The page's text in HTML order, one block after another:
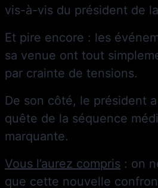
vis-à-vis du président de
Et pire encore : les
sa venue ont tout
par crainte de tensions.
De son côté, le président
quête de la séquence
marquante.
Vous l’aurez compris : on
que cette nouvelle